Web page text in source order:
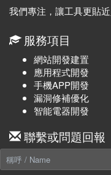
我們專注，讓工具更貼近
服務項目
網站開發建置
應用程式開發
手機APP開發
漏洞修補優化
智能電器開發
聯繫或問題回報